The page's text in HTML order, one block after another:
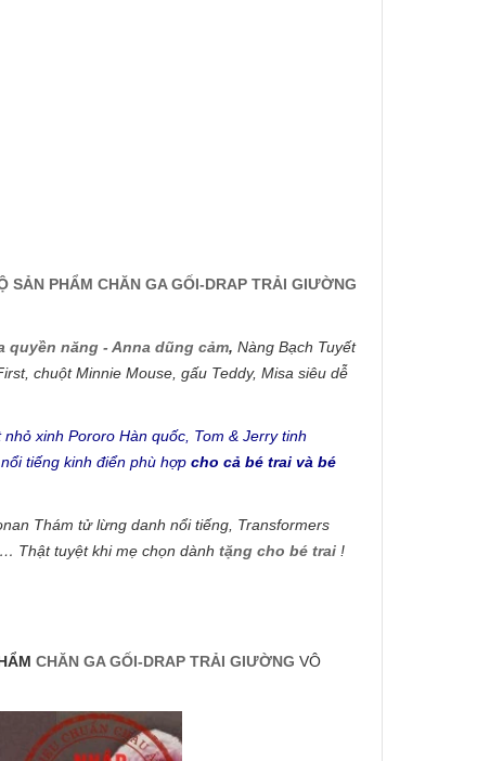
SẢN PHẨM CHĂN GA GỐI-DRAP TRẢI GIƯỜNG
quyền năng - Anna dũng cảm, Nàng Bạch Tuyết
chuột Minnie Mouse, gấu Teddy, Misa siêu dễ
xinh Pororo Hàn quốc, Tom & Jerry tinh
tiếng kinh điển phù hợp cho cả bé trai và bé
Thám tử lừng danh nổi tiếng, Transformers
Thật tuyệt khi mẹ chọn dành tặng cho bé trai !
CHĂN GA GỐI-DRAP TRẢI GIƯỜNG VÔ